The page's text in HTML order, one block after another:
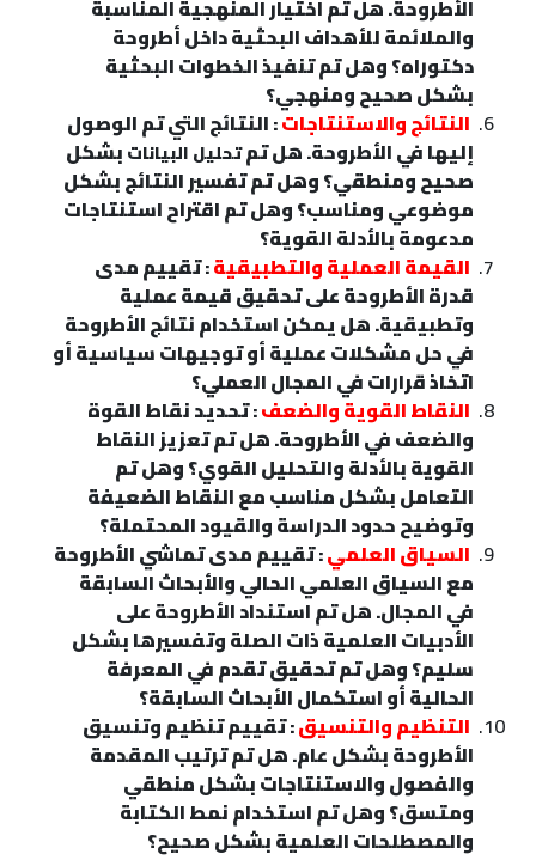
الأطروحة. هل تم اختيار المنهجية المناسبة
والملائمة للأهداف البحثية داخل أطروحة
دكتوراه؟ وهل تم تنفيذ الخطوات البحثية
بشكل صحيح ومنهجي؟
النتائج والاستنتاجات: النتائج التي تم الوصول
إليها في الأطروحة. هل تمتحليل البياناتبشكل
صحيح ومنطقي؟ وهل تم تفسير النتائج بشكل
موضوعي ومناسب؟ وهل تم اقتراح استنتاجات
مدعومة بالأدلة القوية؟
القيمة العملية والتطبيقية: تقييم مدى
قدرة الأطروحة على تحقيق قيمة عملية
وتطبيقية. هل يمكن استخدام نتائج الأطروحة
في حل مشكلات عملية أو توجيهات سياسية أو
اتخاذ قرارات في المجال العملي؟
النقاط القوية والضعف: تحديد نقاط القوة
والضعف في الأطروحة. هل تم تعزيز النقاط
القوية بالأدلة والتحليل القوي؟ وهل تم
التعامل بشكل مناسب مع النقاط الضعيفة
وتوضيح حدود الدراسة والقيود المحتملة؟
السياق العلمي: تقييم مدى تماشي الأطروحة
مع السياق العلمي الحالي والأبحاث السابقة
في المجال. هل تم استنداد الأطروحة على
الأدبيات العلمية ذات الصلة وتفسيرها بشكل
سليم؟ وهل تم تحقيق تقدم في المعرفة
الحالية أو استكمال الأبحاث السابقة؟
التنظيم والتنسيق: تقييم تنظيم وتنسيق
الأطروحة بشكل عام. هل تم ترتيب المقدمة
والفصول والاستنتاجات بشكل منطقي
ومتسق؟ وهل تم استخدام نمط الكتابة
والمصطلحات العلمية بشكل صحيح؟